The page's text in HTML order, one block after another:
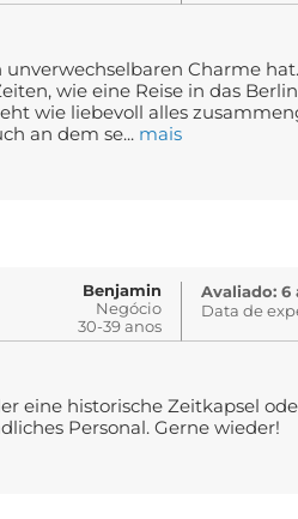
unverwechselbaren Charme
wie eine Reise in das
wie liebevoll alles
an dem se... mais
Benjamin
Negócio
30-39 anos
Avaliado: 6
Data de
eine historische Zeitkapsel
Personal. Gerne wieder!